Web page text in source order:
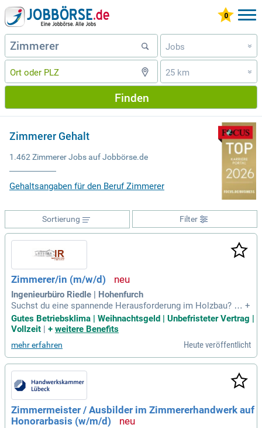
Jobs »
25 km »
Finden
Zimmerer Gehalt
1.462 Zimmerer Jobs auf Jobbörse.de
Gehaltsangaben für den Beruf Zimmerer
Filter
Sortierung
Zimmerer/in (m/w/d)
Ingenieurbüro Riedle | Hohenfurch
Suchst du eine spannende Herausforderung im Holzbau? Al
s Zimmerer oder Zimmerermeister (m/w/d) erwartet dich be
i uns abwechslungsreiche Arbeit im Gewerbe-, Wohn- und H
inden und montieren sowie Dachstühle und Hallenkonstrukt
ionen erstellen. Unser Team legt großen Wert auf Zusamme
narbeit mit Architekten und anderen Gewerken auf der Baust
elle. Du bringst eine abgeschlossene Ausbildung als Zimme
rer und idealerweise Erfahrung im Holzrahmen- oder Ingenie
urholzbau mit. Werde Teil unseres motivierten Teams und g
estalte die Zukunft des Bauens mit uns!
+
Gutes Betriebsklima | Weihnachtsgeld | Unbefristeter Vertrag |
Vollzeit | + weitere Benefits
mehr erfahren Heute veröffentlicht
Zimmermeister / Ausbilder im Zimmererhandwerk auf
Honorarbasis (w/m/d)